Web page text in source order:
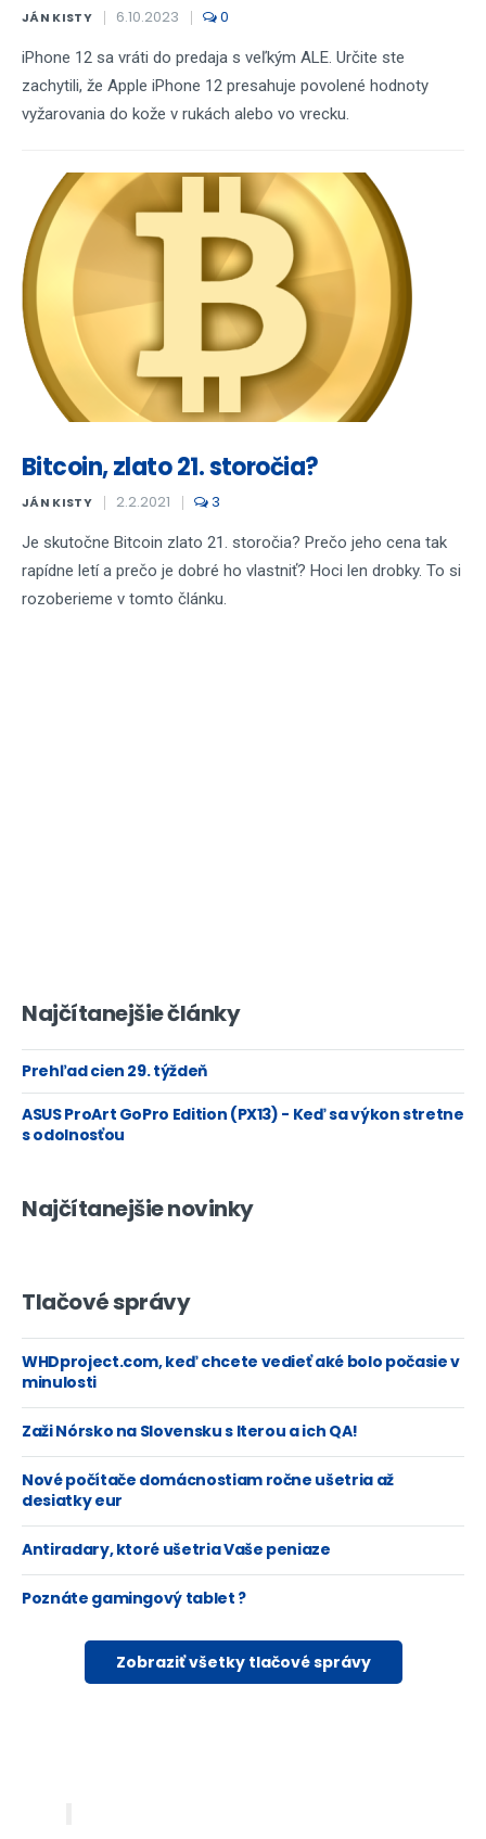
JÁN KISTY 6.10.2023 0
iPhone 12 sa vráti do predaja s veľkým ALE. Určite ste
zachytili, že Apple iPhone 12 presahuje povolené hodnoty
vyžarovania do kože v rukách alebo vo vrecku.
Bitcoin, zlato 21. storočia?
JÁN KISTY 2.2.2021 3
Je skutočne Bitcoin zlato 21. storočia? Prečo jeho cena tak
rapídne letí a prečo je dobré ho vlastniť? Hoci len drobky. To si
rozoberieme v tomto článku.
Najčítanejšie články
Prehľad cien 29. týždeň
ASUS ProArt GoPro Edition (PX13) - Keď sa výkon stretne
s odolnosťou
Najčítanejšie novinky
Tlačové správy
WHDproject.com, keď chcete vedieť aké bolo počasie v
minulosti
Zaži Nórsko na Slovensku s Iterou a ich QA!
Nové počítače domácnostiam ročne ušetria až
desiatky eur
Antiradary, ktoré ušetria Vaše peniaze
Poznáte gamingový tablet ?
Zobraziť všetky tlačové správy